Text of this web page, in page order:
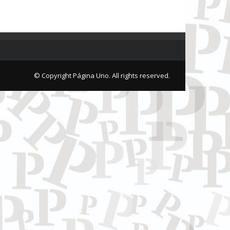
© Copyright Página Uno. All rights reserved.